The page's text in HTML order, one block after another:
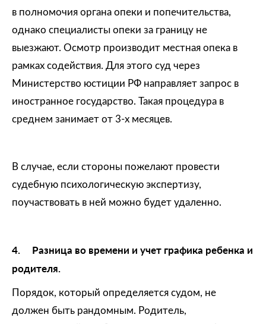
в полномочия органа опеки и попечительства,
однако специалисты опеки за границу не
выезжают. Осмотр производит местная опека в
рамках содействия. Для этого суд через
Министерство юстиции РФ направляет запрос в
иностранное государство. Такая процедура в
среднем занимает от 3-х месяцев.
В случае, если стороны пожелают провести
судебную психологическую экспертизу,
поучаствовать в ней можно будет удаленно.
4. Разница во времени и учет графика ребенка и
родителя.
Порядок, который определяется судом, не
должен быть рандомным. Родитель,